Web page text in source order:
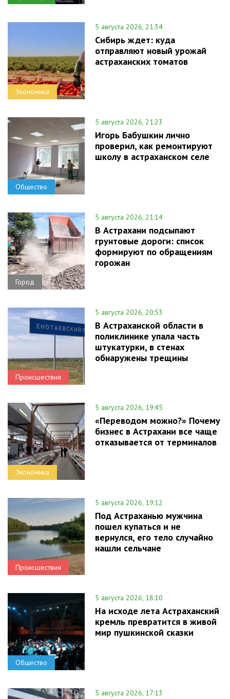
Экономика
5 августа 2026, 21:34
Сибирь ждет: куда
отправляют новый урожай
астраханских томатов
Общество
5 августа 2026, 21:23
Игорь Бабушкин лично
проверил, как ремонтируют
школу в астраханском селе
Город
5 августа 2026, 21:14
В Астрахани подсыпают
грунтовые дороги: список
формируют по обращениям
горожан
Происшествия
5 августа 2026, 20:53
В Астраханской области в
поликлинике упала часть
штукатурки, в стенах
обнаружены трещины
Экономика
5 августа 2026, 19:45
«Переводом можно?» Почему
бизнес в Астрахани все чаще
отказывается от терминалов
Происшествия
5 августа 2026, 19:12
Под Астраханью мужчина
пошел купаться и не
вернулся, его тело случайно
нашли сельчане
Общество
5 августа 2026, 18:10
На исходе лета Астраханский
кремль превратится в живой
мир пушкинской сказки
5 августа 2026, 17:13